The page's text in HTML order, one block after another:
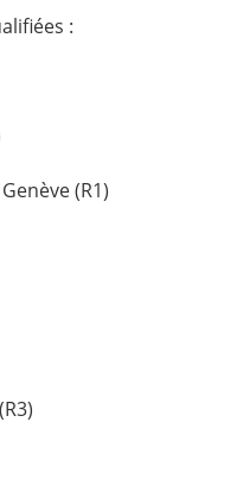
:
(R1)